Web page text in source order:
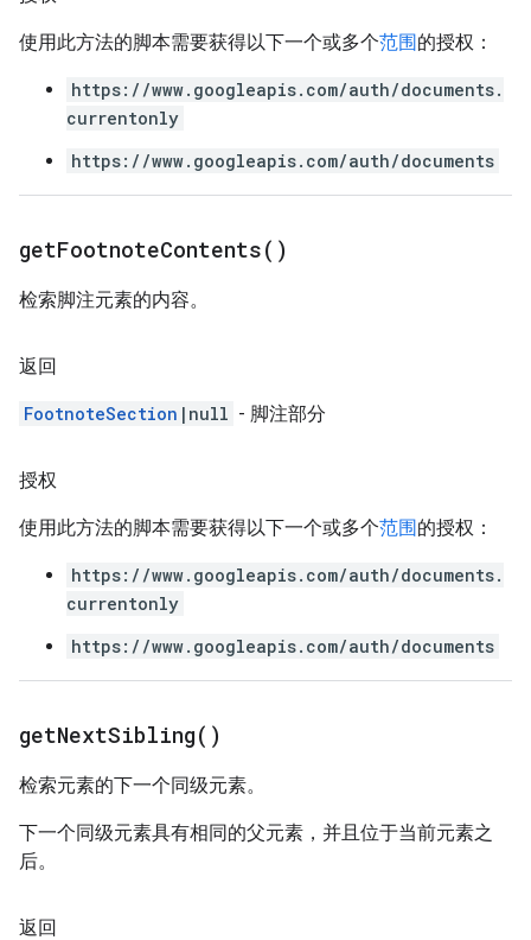
使用此方法的脚本需要获得以下一个或多个范围的授权：
https://www.googleapis.com/auth/documents.
currentonly
https://www.googleapis.com/auth/documents
getFootnoteContents( )
检索脚注元素的内容。
返回
FootnoteSection |null - 脚注部分
授权
使用此方法的脚本需要获得以下一个或多个范围的授权：
https://www.googleapis.com/auth/documents.
currentonly
https://www.googleapis.com/auth/documents
getNextSibling( )
检索元素的下一个同级元素。
下一个同级元素具有相同的父元素，并且位于当前元素之
后。
返回